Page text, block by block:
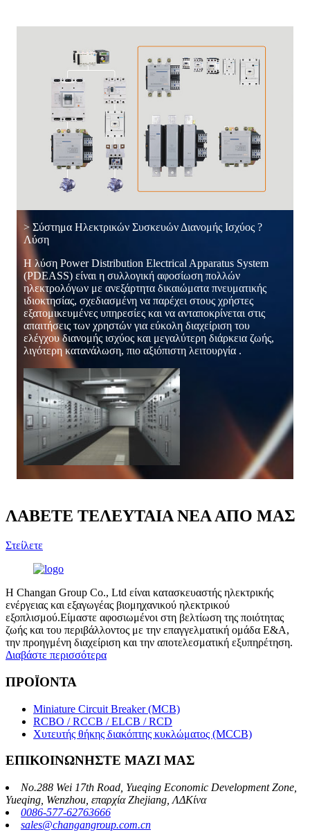
> Σύστημα Ηλεκτρικών Συσκευών Διανομής Ισχύος ?
Λύση
Η λύση Power Distribution Electrical Apparatus System
(PDEASS) είναι η συλλογική αφοσίωση πολλών
ηλεκτρολόγων με ανεξάρτητα δικαιώματα πνευματικής
ιδιοκτησίας, σχεδιασμένη να παρέχει στους χρήστες
εξατομικευμένες υπηρεσίες και να ανταποκρίνεται στις
απαιτήσεις των χρηστών για εύκολη διαχείριση του
ελέγχου διανομής ισχύος και μεγαλύτερη διάρκεια ζωής,
λιγότερη κατανάλωση, πιο αξιόπιστη λειτουργία .
ΛΑΒΕΤΕ ΤΕΛΕΥΤΑΙΑ ΝΕΑ ΑΠΟ ΜΑΣ
Στείλετε
Η Changan Group Co., Ltd είναι κατασκευαστής ηλεκτρικής
ενέργειας και εξαγωγέας βιομηχανικού ηλεκτρικού
εξοπλισμού.Είμαστε αφοσιωμένοι στη βελτίωση της ποιότητας
ζωής και του περιβάλλοντος με την επαγγελματική ομάδα Ε&Α,
την προηγμένη διαχείριση και την αποτελεσματική εξυπηρέτηση.
Διαβάστε περισσότερα
ΠΡΟΪΟΝΤΑ
Miniature Circuit Breaker (MCB)
RCBO / RCCB / ELCB / RCD
Χυτευτής θήκης διακόπτης κυκλώματος (MCCB)
ΕΠΙΚΟΙΝΩΝΗΣΤΕ ΜΑΖΙ ΜΑΣ
No.288 Wei 17th Road, Yueqing Economic Development Zone,
Yueqing, Wenzhou, επαρχία Zhejiang, ΛΔΚίνα
0086-577-62763666
sales@changangroup.com.cn